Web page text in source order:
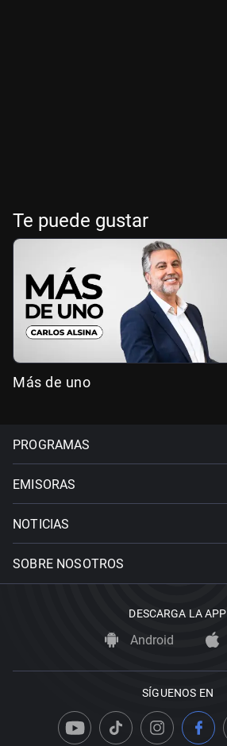
Te puede gustar
Más de uno
PROGRAMAS
EMISORAS
NOTICIAS
SOBRE NOSOTROS
DESCARGA LA APP
Android
SÍGUENOS EN